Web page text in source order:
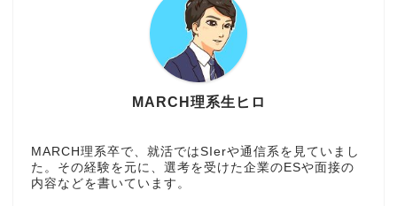
MARCH理系生ヒロ
MARCH理系卒で、就活ではSIerや通信系を見ていまし
た。その経験を元に、選考を受けた企業のESや面接の
内容などを書いています。